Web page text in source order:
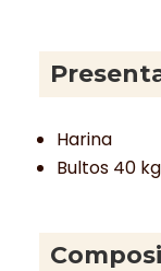
Harina
Bultos 40 kg